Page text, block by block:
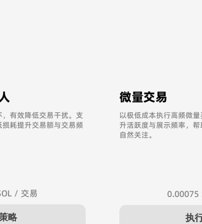
有效降低交易干扰。支
耗提升交易额与交易频
/ 交易
略
微量交易
以极低成本执行高频微
升活跃度与展示频率，
自然关注。
​0.00075
执